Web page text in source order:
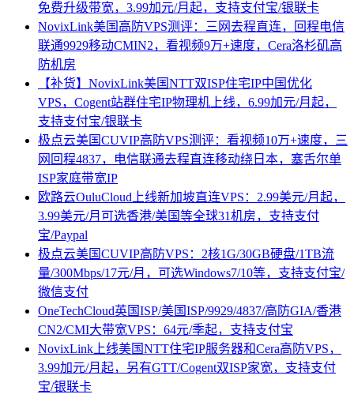
免费升级带宽，3.99加元/月起，支持支付宝/银联卡
NovixLink美国高防VPS测评：三网去程直连，回程电信
联通9929移动CMIN2，看视频9万+速度，Cera洛杉矶高
防机房
【补货】NovixLink美国NTT双ISP住宅IP中国优化
VPS，Cogent站群住宅IP物理机上线，6.99加元/月起，
支持支付宝/银联卡
极点云美国CUVIP高防VPS测评：看视频10万+速度，三
网回程4837，电信联通去程直连移动绕日本，塞舌尔单
ISP家庭带宽IP
欧路云OuluCloud上线新加坡直连VPS：2.99美元/月起，
3.99美元/月可选香港/美国等全球31机房，支持支付
宝/Paypal
极点云美国CUVIP高防VPS：2核1G/30GB硬盘/1TB流
量/300Mbps/17元/月，可选Windows7/10等，支持支付宝/
微信支付
OneTechCloud英国ISP/美国ISP/9929/4837/高防GIA/香港
CN2/CMI大带宽VPS：64元/季起，支持支付宝
NovixLink上线美国NTT住宅IP服务器和Cera高防VPS，
3.99加元/月起，另有GTT/Cogent双ISP家宽，支持支付
宝/银联卡